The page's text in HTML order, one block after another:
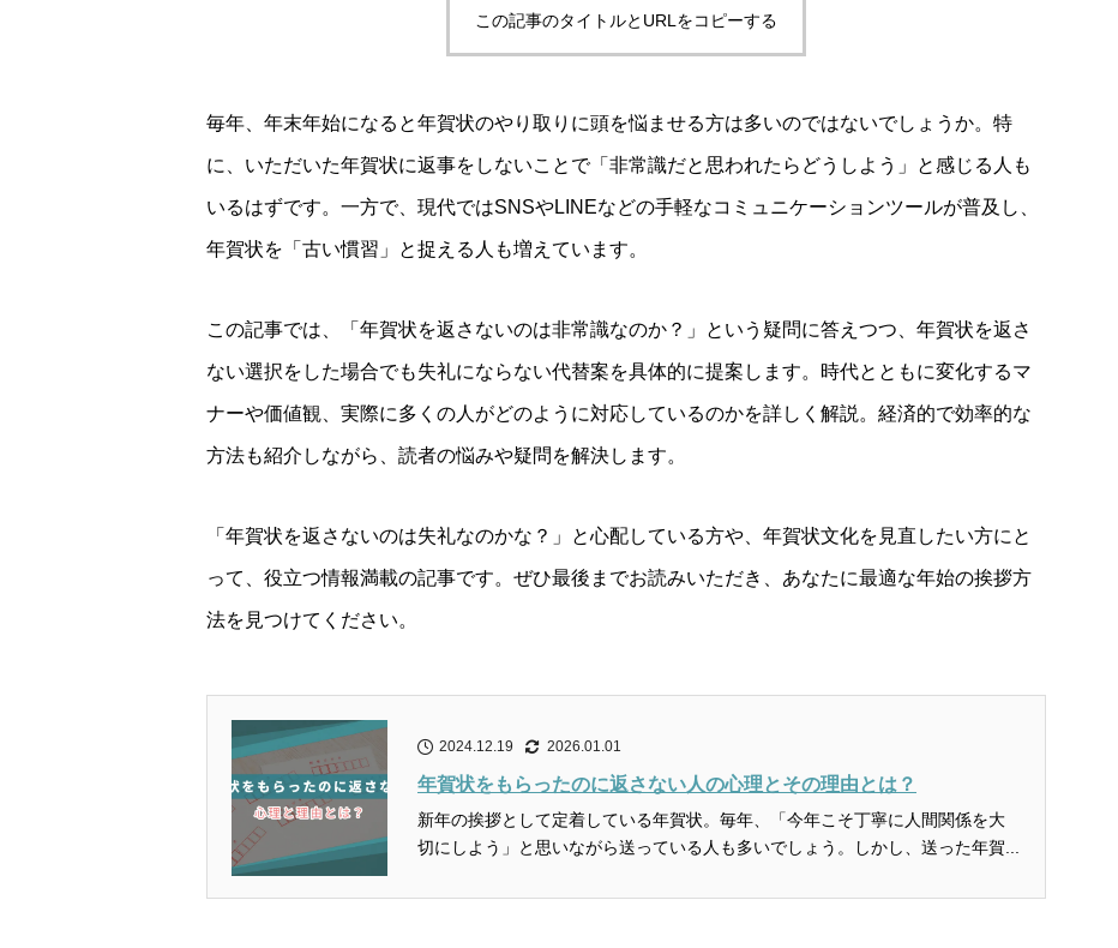
この記事のタイトルとURLをコピーする
毎年、年末年始になると年賀状のやり取りに頭を悩ませる方は多いのではないでしょうか。特
に、いただいた年賀状に返事をしないことで「非常識だと思われたらどうしよう」と感じる人も
いるはずです。一方で、現代ではSNSやLINEなどの手軽なコミュニケーションツールが普及し、
年賀状を「古い慣習」と捉える人も増えています。
この記事では、「年賀状を返さないのは非常識なのか？」という疑問に答えつつ、年賀状を返さ
ない選択をした場合でも失礼にならない代替案を具体的に提案します。時代とともに変化するマ
ナーや価値観、実際に多くの人がどのように対応しているのかを詳しく解説。経済的で効率的な
方法も紹介しながら、読者の悩みや疑問を解決します。
「年賀状を返さないのは失礼なのかな？」と心配している方や、年賀状文化を見直したい方にと
って、役立つ情報満載の記事です。ぜひ最後までお読みいただき、あなたに最適な年始の挨拶方
法を見つけてください。
2024.12.19 2026.01.01
年賀状をもらったのに返さない人の心理とその理由とは？
新年の挨拶として定着している年賀状。毎年、「今年こそ丁寧に人間関係を大
切にしよう」と思いながら送っている人も多いでしょう。しかし、送った年賀...